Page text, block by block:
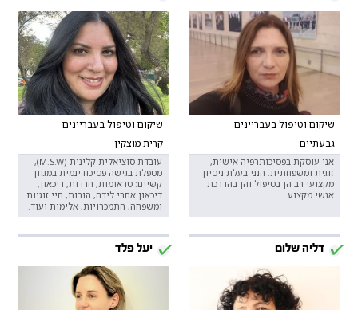
שיקום וטיפול בעבריינים
גבעתיים
אני עוסקת בפסיכותרפיה אישית,
זוגית ומשפחתית. הנני בעלת ניסיון
מקצועי רב הן בטיפול והן בהדרכת
אנשי מקצוע.
שיקום וטיפול בעבריינים
קרית מוצקין
עובדת סוציאלית קלינית (M.S.W),
מטפלת בגישה פסיכודינמית במגוון
קשיים: טראומות, חרדות, דיכאון,
דיכאון אחרי לידה, הורות, חיי זוגיות
ומשפחה, התמכרויות, אלימות ועוד.
דליה שלום יעל פלד